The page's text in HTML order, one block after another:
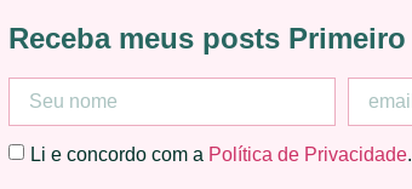
Receba meus posts Primeiro
Li e concordo com a Política de Privacidade.